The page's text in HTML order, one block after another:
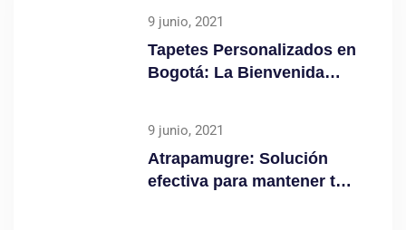
9 junio, 2021
Tapetes Personalizados en
Bogotá: La Bienvenida
9 junio, 2021
Atrapamugre: Solución
efectiva para mantener tus